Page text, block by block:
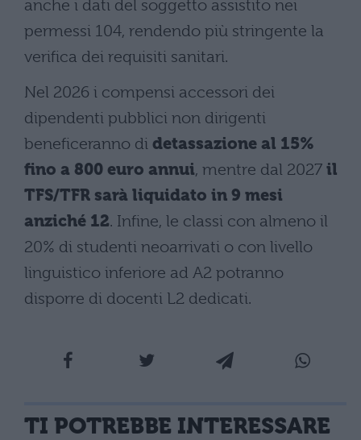
anche i dati del soggetto assistito nei
permessi 104, rendendo più stringente la
verifica dei requisiti sanitari.
Nel 2026 i compensi accessori dei
dipendenti pubblici non dirigenti
beneficeranno di detassazione al 15%
fino a 800 euro annui, mentre dal 2027 il
TFS/TFR sarà liquidato in 9 mesi
anziché 12. Infine, le classi con almeno il
20% di studenti neoarrivati o con livello
linguistico inferiore ad A2 potranno
disporre di docenti L2 dedicati.
TI POTREBBE INTERESSARE